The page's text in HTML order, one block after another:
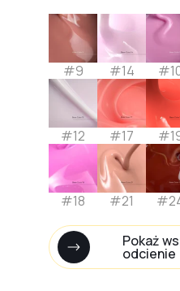
#9 #14
#12 #17
#18 #21
Pokaż
odcienie